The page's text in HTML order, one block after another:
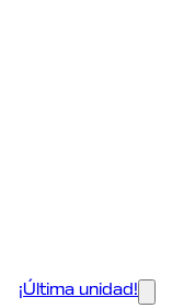
¡Última unidad!